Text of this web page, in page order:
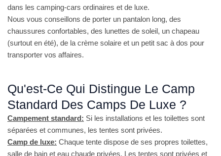
dans les camping-cars ordinaires et de luxe.
Nous vous conseillons de porter un pantalon long, des
chaussures confortables, des lunettes de soleil, un chapeau
(surtout en été), de la crème solaire et un petit sac à dos pour
transporter vos affaires.
Qu'est-Ce Qui Distingue Le Camp
Standard Des Camps De Luxe ?
Campement standard: Si les installations et les toilettes sont
séparées et communes, les tentes sont privées.
Camp de luxe: Chaque tente dispose de ses propres toilettes,
salle de bain et eau chaude privées. Les tentes sont privées et